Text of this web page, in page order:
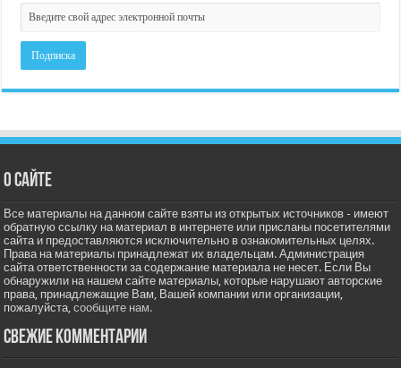
О сайте
Все материалы на данном сайте взяты из открытых источников - имеют
обратную ссылку на материал в интернете или присланы посетителями
сайта и предоставляются исключительно в ознакомительных целях.
Права на материалы принадлежат их владельцам. Администрация
сайта ответственности за содержание материала не несет. Если Вы
обнаружили на нашем сайте материалы, которые нарушают авторские
права, принадлежащие Вам, Вашей компании или организации,
пожалуйста,сообщите нам.
Свежие комментарии